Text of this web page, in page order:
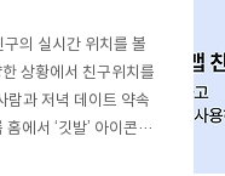
의 실시간 위치를 볼
상황에서 친구위치를
과 저녁 데이트 약속
에서 ‘깃발’ 아이콘을
, 만날 장소의 이름을